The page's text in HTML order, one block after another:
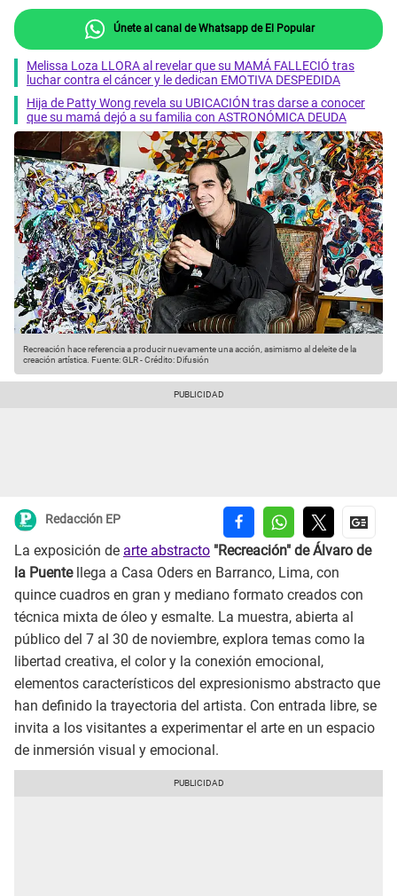
Únete al canal de Whatsapp de El Popular
Melissa Loza LLORA al revelar que su MAMÁ FALLECIÓ tras
luchar contra el cáncer y le dedican EMOTIVA DESPEDIDA
Hija de Patty Wong revela su UBICACIÓN tras darse a conocer
que su mamá dejó a su familia con ASTRONÓMICA DEUDA
Recreación hace referencia a producir nuevamente una acción, asimismo al deleite de la
creación artística. Fuente: GLR-Crédito: Difusión
Redacción EP
La exposición de arte abstracto "Recreación" de Álvaro de
la Puentellega a Casa Oders en Barranco, Lima, con
quince cuadros en gran y mediano formato creados con
técnica mixta de óleo y esmalte. La muestra, abierta al
público del 7 al 30 de noviembre, explora temas como la
libertad creativa, el color y la conexión emocional,
elementos característicos del expresionismo abstracto que
han definido la trayectoria del artista. Con entrada libre, se
invita a los visitantes a experimentar el arte en un espacio
de inmersión visual y emocional.